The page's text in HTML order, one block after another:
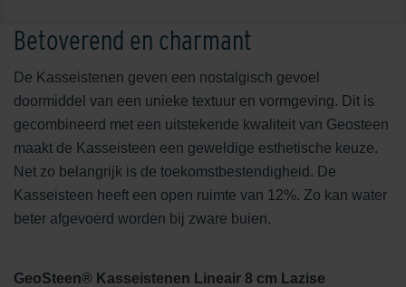
Betoverend en charmant
De Kasseistenen geven een nostalgisch gevoel
doormiddel van een unieke textuur en vormgeving. Dit is
gecombineerd met een uitstekende kwaliteit van Geosteen
maakt de Kasseisteen een geweldige esthetische keuze.
Net zo belangrijk is de toekomstbestendigheid. De
Kasseisteen heeft een open ruimte van 12%. Zo kan water
beter afgevoerd worden bij zware buien.
GeoSteen® Kasseistenen Lineair 8 cm Lazise